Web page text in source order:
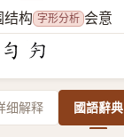
结构 字形分析 会意
细解释 國語辭典